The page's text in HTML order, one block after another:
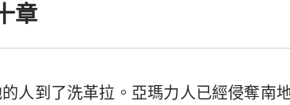
記 路加福音
22
23 24 25 26
章
人到了洗革拉。亞瑪力人已經侵奪南